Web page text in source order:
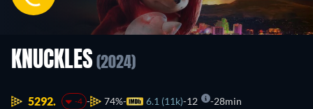
KNUCKLES (2024)
5292. -4 74% 6.1 (11k) 12 28min